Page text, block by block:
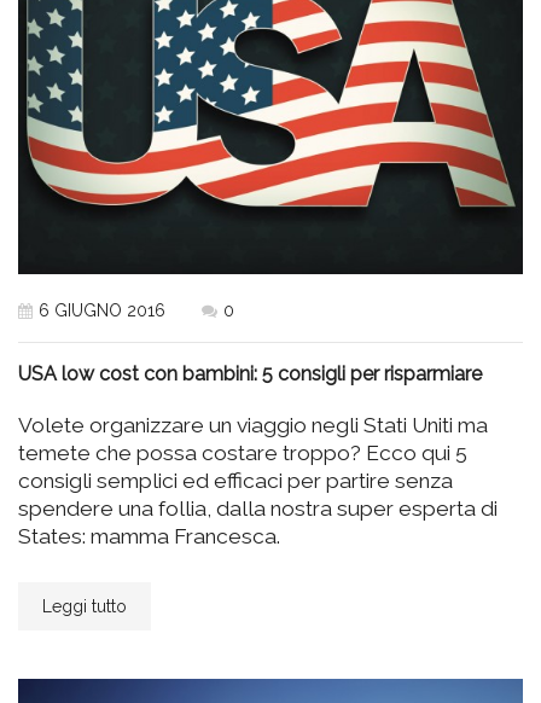
6 GIUGNO 2016 0
USA low cost con bambini: 5 consigli per risparmiare
Volete organizzare un viaggio negli Stati Uniti ma
temete che possa costare troppo? Ecco qui 5
consigli semplici ed efficaci per partire senza
spendere una follia, dalla nostra super esperta di
States: mamma Francesca.
Leggi tutto